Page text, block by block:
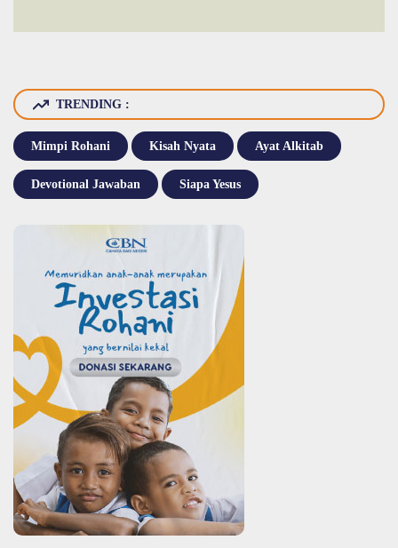
TRENDING :
Mimpi Rohani Kisah Nyata Ayat Alkitab
Devotional Jawaban Siapa Yesus